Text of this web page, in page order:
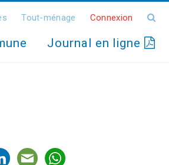
Tout-ménage Connexion
Journal en ligne